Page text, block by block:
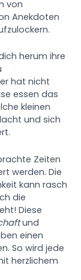
von
Anekdoten
herum ihre
hat nicht
essen das
kleinen
und sich
Zeiten
werden. Die
kann rasch
die
Diese
und
einen
So wird jede
herzlichem